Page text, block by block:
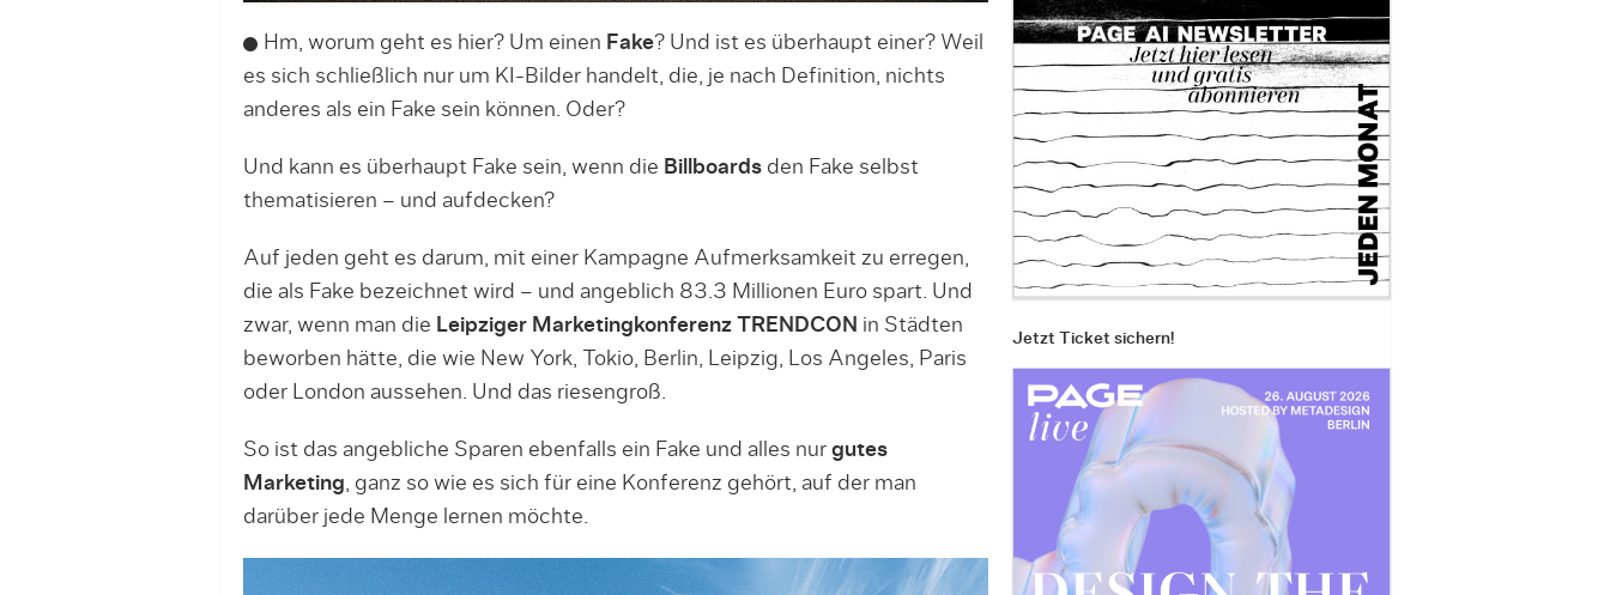
Hm, worum geht es hier? Um einen Fake? Und ist es überhaupt einer? Weil
es sich schließlich nur um KI-Bilder handelt, die, je nach Definition, nichts
anderes als ein Fake sein können. Oder?
Und kann es überhaupt Fake sein, wenn die Billboardsden Fake selbst
thematisieren – und aufdecken?
Auf jeden geht es darum, mit einer Kampagne Aufmerksamkeit zu erregen,
die als Fake bezeichnet wird – und angeblich 83.3 Millionen Euro spart. Und
zwar, wenn man die Leipziger Marketingkonferenz TRENDCON in Städten
beworben hätte, die wie New York, Tokio, Berlin, Leipzig, Los Angeles, Paris
oder London aussehen. Und das riesengroß.
So ist das angebliche Sparen ebenfalls ein Fake und alles nur gutes
Marketing, ganz so wie es sich für eine Konferenz gehört, auf der man
darüber jede Menge lernen möchte.
Jetzt Ticket sichern!